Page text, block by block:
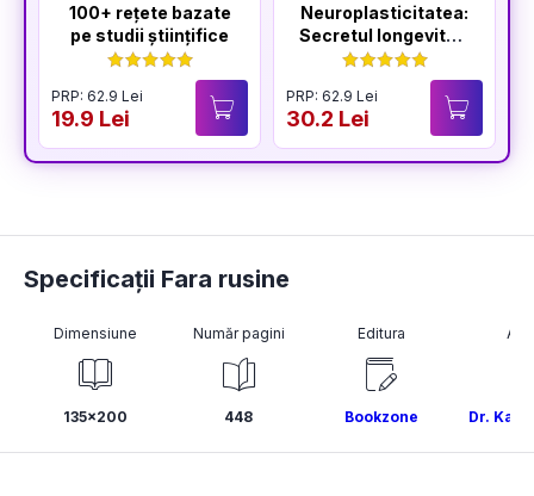
100+ rețete bazate
pe studii științifice
PRP: 62.9 Lei
19.9 Lei
Neuroplasticitatea:
Secretul longevității
creierului
PRP: 62.9 Lei
30.2 Lei
Specificații Fara rusine
Dimensiune
135x200
Număr pagini
448
Editura
Bookzone Dr.